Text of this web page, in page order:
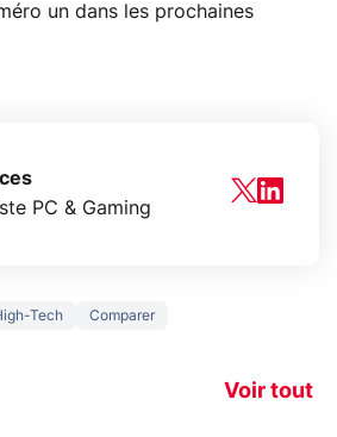
un dans les prochaines
PC & Gaming
Tech Comparer
Voir tout
pour
prochaine